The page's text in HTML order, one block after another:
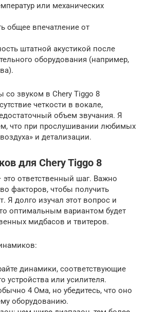
или механических
общее впечатление от
штатной акустикой после
оборудования (например,
звуком в Chery Tiggo 8
четкости в вокале,
объем звучания. Я
что при прослушивании любимых
и детализации.
для Chery Tiggo 8
ответственный шаг. Важно
факторов, чтобы получить
Я долго изучал этот вопрос и
оптимальным вариантом будет
мидбасов и твитеров.
динамики, соответствующие
устройства или усилителя.
4 Ома, но убедитесь, что оно
оборудованию.